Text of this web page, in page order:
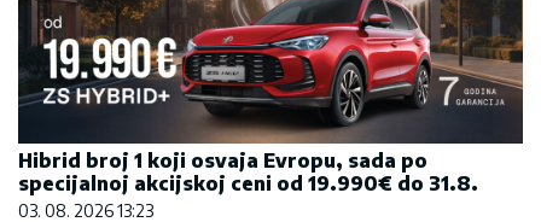
Hibrid broj 1 koji osvaja Evropu, sada po
specijalnoj akcijskoj ceni od 19.990€ do 31.8.
03. 08. 2026 13:23